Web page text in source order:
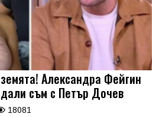
Александра Фейгин
съм с Петър Дочев
18081